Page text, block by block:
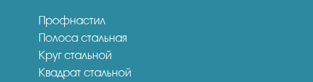
Профнастил
Полоса стальная
Круг стальной
Квадрат стальной